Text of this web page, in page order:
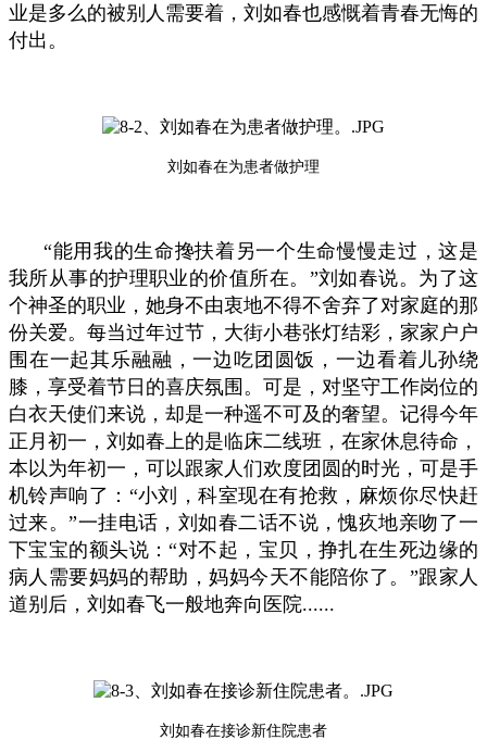
业是多么的被别人需要着，刘如春也感慨着青春无悔的
付出。
刘如春在为患者做护理
“能用我的生命搀扶着另一个生命慢慢走过，这是
我所从事的护理职业的价值所在。”刘如春说。为了这
个神圣的职业，她身不由衷地不得不舍弃了对家庭的那
份关爱。每当过年过节，大街小巷张灯结彩，家家户户
围在一起其乐融融，一边吃团圆饭，一边看着儿孙绕
膝，享受着节日的喜庆氛围。可是，对坚守工作岗位的
白衣天使们来说，却是一种遥不可及的奢望。记得今年
正月初一，刘如春上的是临床二线班，在家休息待命，
本以为年初一，可以跟家人们欢度团圆的时光，可是手
机铃声响了：“小刘，科室现在有抢救，麻烦你尽快赶
过来。”一挂电话，刘如春二话不说，愧疚地亲吻了一
下宝宝的额头说：“对不起，宝贝，挣扎在生死边缘的
病人需要妈妈的帮助，妈妈今天不能陪你了。”跟家人
道别后，刘如春飞一般地奔向医院......
刘如春在接诊新住院患者